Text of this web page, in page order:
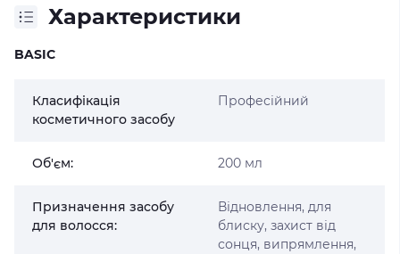
Характеристики
BASIC
Класифікація
косметичного засобу
Професійний
Об'єм: 200 мл
Призначення засобу
для волосся:
Відновлення, для
блиску, захист від
сонця, випрямлення,